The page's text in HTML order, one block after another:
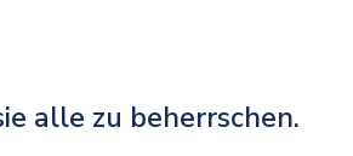
alle zu beherrschen.